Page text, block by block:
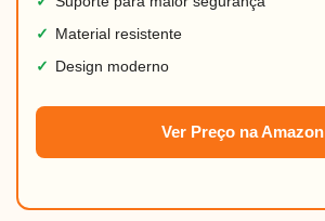
✓
Material resistente
✓
Design moderno
Ver Preço na Amazon